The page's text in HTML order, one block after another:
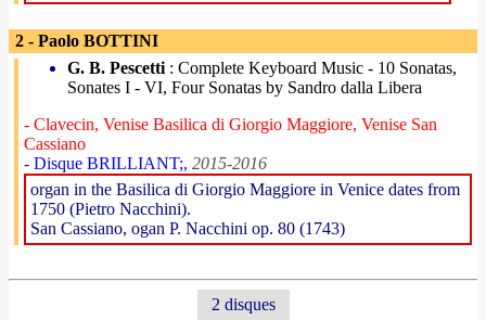
2 - Paolo BOTTINI
G. B. Pescetti : Complete Keyboard Music - 10 Sonatas,
Sonates I - VI, Four Sonatas by Sandro dalla Libera
- Clavecin, Venise Basilica di Giorgio Maggiore, Venise San
Cassiano
- Disque BRILLIANT;, 2015-2016
organ in the Basilica di Giorgio Maggiore in Venice dates from
1750 (Pietro Nacchini).
San Cassiano, ogan P. Nacchini op. 80 (1743)
2 disques